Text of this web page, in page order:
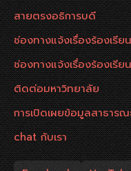
สายตรงอธิการบดี
ช่องทางแจ้งเรื่องร้องเรี
ช่องทางแจ้งเรื่องร้องเรี
ติดต่อมหาวิทยาลัย
การเปิดเผยข้อมูลสาธารณ
chat กับเรา